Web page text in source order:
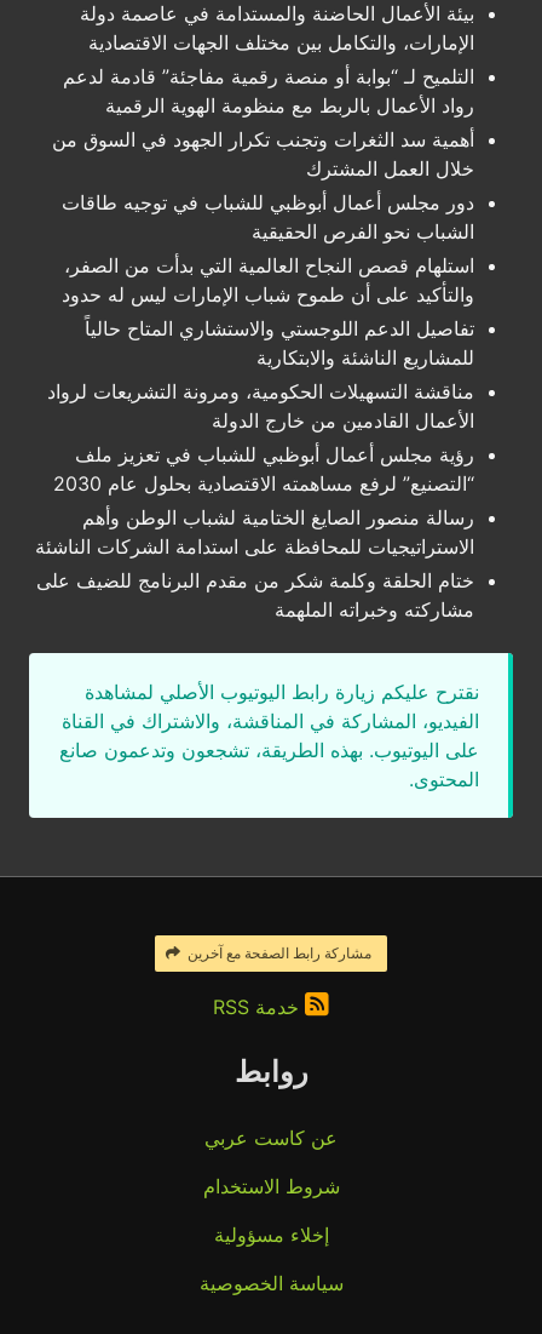
بيئة الأعمال الحاضنة والمستدامة في عاصمة دولة
الإمارات، والتكامل بين مختلف الجهات الاقتصادية
التلميح لـ “بوابة أو منصة رقمية مفاجئة” قادمة لدعم
رواد الأعمال بالربط مع منظومة الهوية الرقمية
أهمية سد الثغرات وتجنب تكرار الجهود في السوق من
خلال العمل المشترك
دور مجلس أعمال أبوظبي للشباب في توجيه طاقات
الشباب نحو الفرص الحقيقية
استلهام قصص النجاح العالمية التي بدأت من الصفر،
والتأكيد على أن طموح شباب الإمارات ليس له حدود
تفاصيل الدعم اللوجستي والاستشاري المتاح حالياً
للمشاريع الناشئة والابتكارية
مناقشة التسهيلات الحكومية، ومرونة التشريعات لرواد
الأعمال القادمين من خارج الدولة
رؤية مجلس أعمال أبوظبي للشباب في تعزيز ملف
“التصنيع” لرفع مساهمته الاقتصادية بحلول عام 2030
رسالة منصور الصايغ الختامية لشباب الوطن وأهم
الاستراتيجيات للمحافظة على استدامة الشركات الناشئة
ختام الحلقة وكلمة شكر من مقدم البرنامج للضيف على
مشاركته وخبراته الملهمة
نقترح عليكم زيارة رابط اليوتيوب الأصلي لمشاهدة
الفيديو، المشاركة في المناقشة، والاشتراك في القناة
على اليوتيوب. بهذه الطريقة، تشجعون وتدعمون صانع
المحتوى.
مشاركة رابط الصفحة مع آخرين
خدمة RSS
روابط
عن كاست عربي
شروط الاستخدام
إخلاء مسؤولية
سياسة الخصوصية